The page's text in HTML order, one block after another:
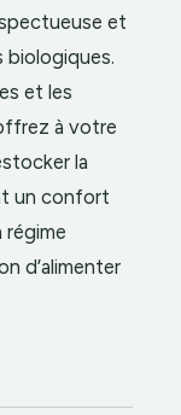
et
et les
à votre
la
un confort
régime
d’alimenter